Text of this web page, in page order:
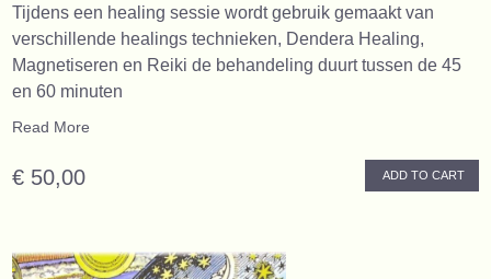
Tijdens een healing sessie wordt gebruik gemaakt van
verschillende healings technieken, Dendera Healing,
Magnetiseren en Reiki de behandeling duurt tussen de 45
en 60 minuten
Read More
€ 50,00 ADD TO CART